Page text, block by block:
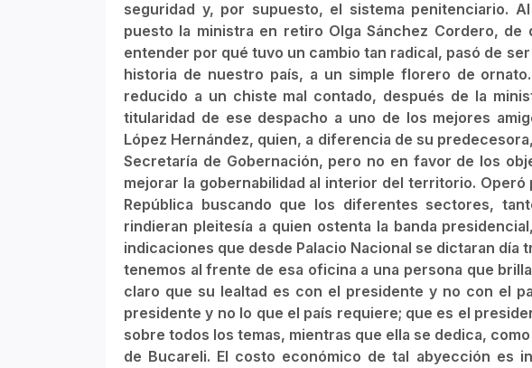
seguridad y, por supuesto, el sistema penitenciario.
puesto la ministra en retiro Olga Sánchez Cordero,
entender por qué tuvo un cambio tan radical, pasó de
historia de nuestro país, a un simple florero de
reducido a un chiste mal contado, después de la
titularidad de ese despacho a uno de los mejores
López Hernández, quien, a diferencia de su
Secretaría de Gobernación, pero no en favor de los
mejorar la gobernabilidad al interior del territorio.
República buscando que los diferentes sectores,
rindieran pleitesía a quien ostenta la banda
indicaciones que desde Palacio Nacional se dictaran día
tenemos al frente de esa oficina a una persona que
claro que su lealtad es con el presidente y no con el
presidente y no lo que el país requiere; que es el
sobre todos los temas, mientras que ella se dedica,
de Bucareli. El costo económico de tal abyección es